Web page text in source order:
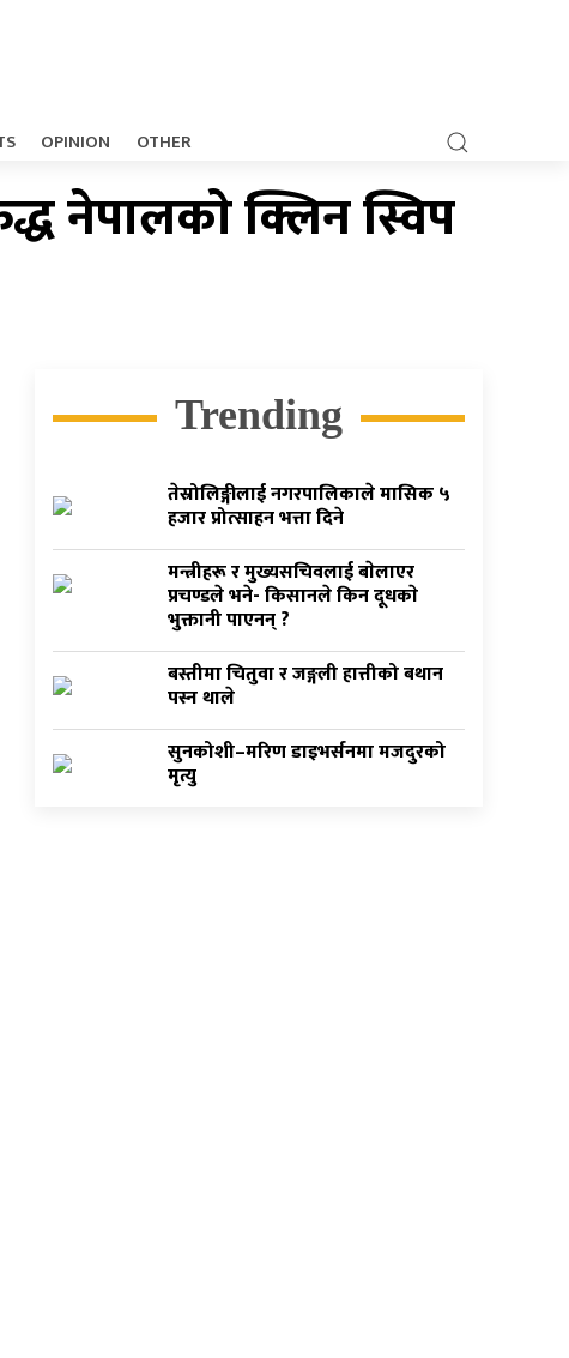
OPINION OTHER
नेपालकाे क्लिन स्विप
Trending
तेस्रोलिङ्गीलाई नगरपालिकाले मासिक ५
हजार प्रोत्साहन भत्ता दिने
मन्त्रीहरू र मुख्यसचिवलाई बाेलाएर
प्रचण्डले भने- किसानले किन दूधकाे
भुक्तानी पाएनन् ?
बस्तीमा चितुवा र जङ्गली हात्तीको बथान
पस्न थाले
सुनकोशी–मरिण डाइभर्सनमा मजदुरको
मृत्यु